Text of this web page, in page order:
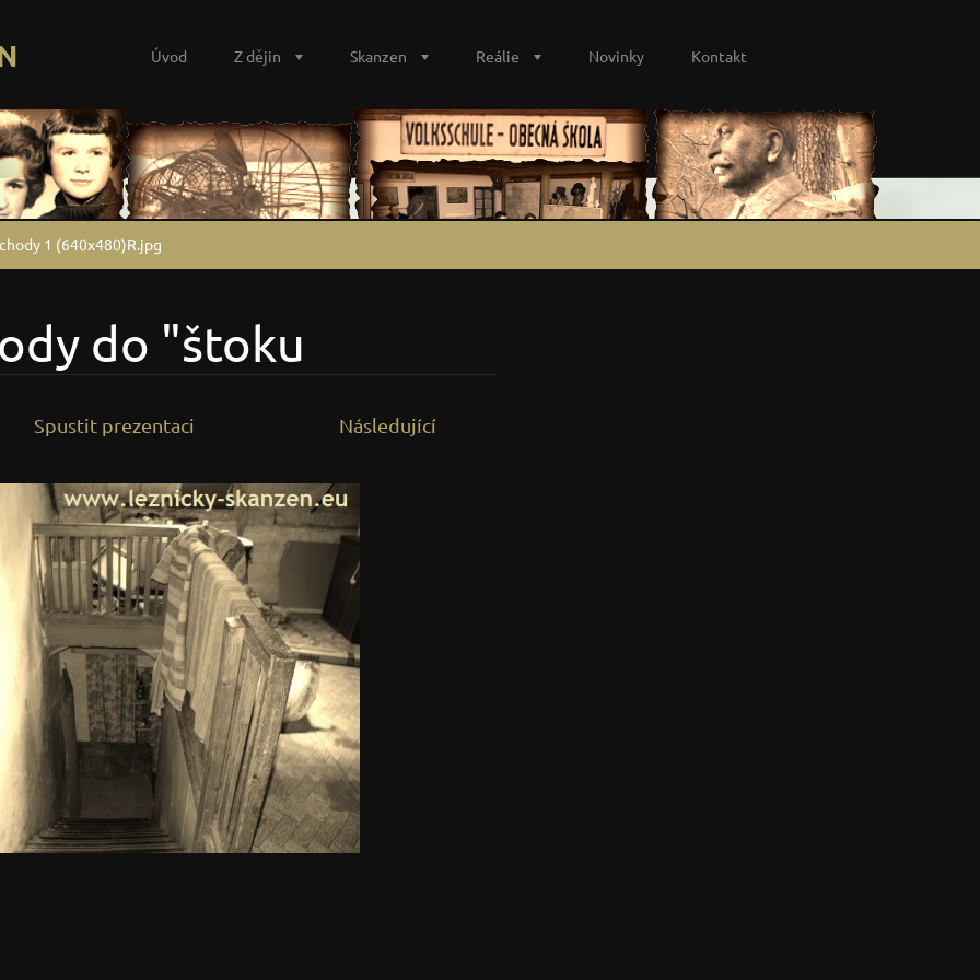
Úvod Z dějin Skanzen Reálie Novinky Kontakt
1 (640x480)R.jpg
do "štoku
Spustit prezentaci Následující